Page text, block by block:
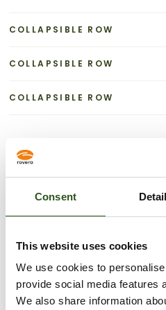
Consent
This website uses cookies
We use cookies to
provide social media features
We also share information
COLLAPSIBLE ROW
COLLAPSIBLE ROW
COLLAPSIBLE ROW
Staat je
Neem contact
Naam